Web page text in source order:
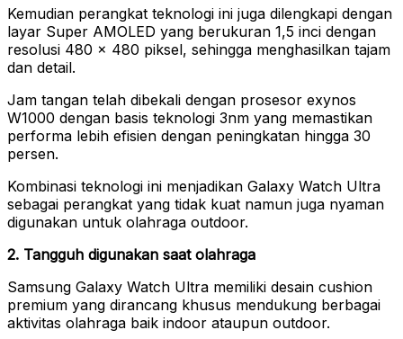
Kemudian perangkat teknologi ini juga dilengkapi dengan
layar Super AMOLED yang berukuran 1,5 inci dengan
resolusi 480 x 480 piksel, sehingga menghasilkan tajam
dan detail.
Jam tangan telah dibekali dengan prosesor exynos
W1000 dengan basis teknologi 3nm yang memastikan
performa lebih efisien dengan peningkatan hingga 30
persen.
Kombinasi teknologi ini menjadikan Galaxy Watch Ultra
sebagai perangkat yang tidak kuat namun juga nyaman
digunakan untuk olahraga outdoor.
2. Tangguh digunakan saat olahraga
Samsung Galaxy Watch Ultra memiliki desain cushion
premium yang dirancang khusus mendukung berbagai
aktivitas olahraga baik indoor ataupun outdoor.